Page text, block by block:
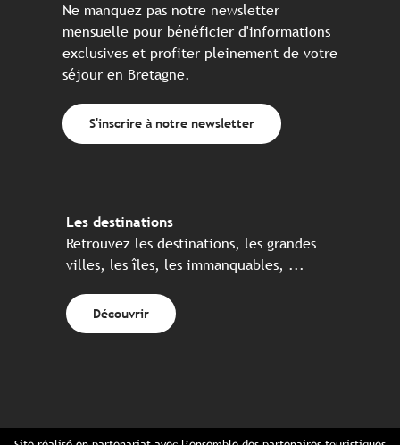
Ne manquez pas notre newsletter
mensuelle pour bénéficier d'informations
exclusives et profiter pleinement de votre
séjour en Bretagne.
S'inscrire à notre newsletter
Les destinations
Retrouvez les destinations, les grandes
villes, les îles, les immanquables, ...
Découvrir